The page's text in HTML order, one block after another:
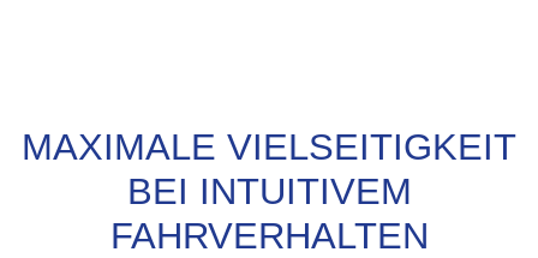
MAXIMALE VIELSEITIGKEIT
BEI INTUITIVEM
FAHRVERHALTEN